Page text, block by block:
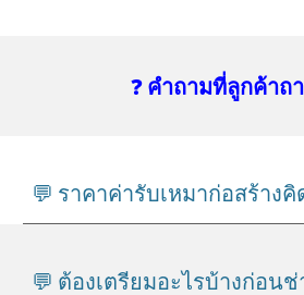
❓ คำถามที่ลูกค้าถ
💬 ราคาค่ารับเหมาก่อสร้างคิ
💬 ต้องเตรียมอะไรบ้างก่อนช่